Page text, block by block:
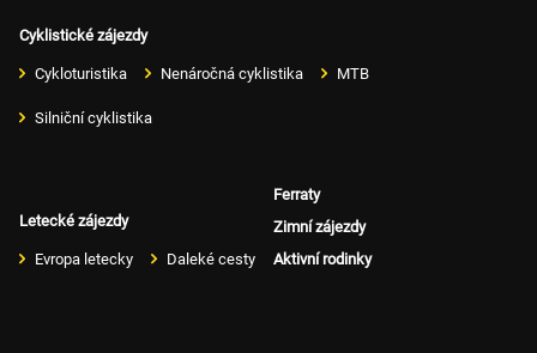
Cyklistické zájezdy
Cykloturistika Nenáročná cyklistika MTB
Silniční cyklistika
Letecké zájezdy
Evropa letecky Daleké cesty
Ferraty
Zimní zájezdy
Aktivní rodinky